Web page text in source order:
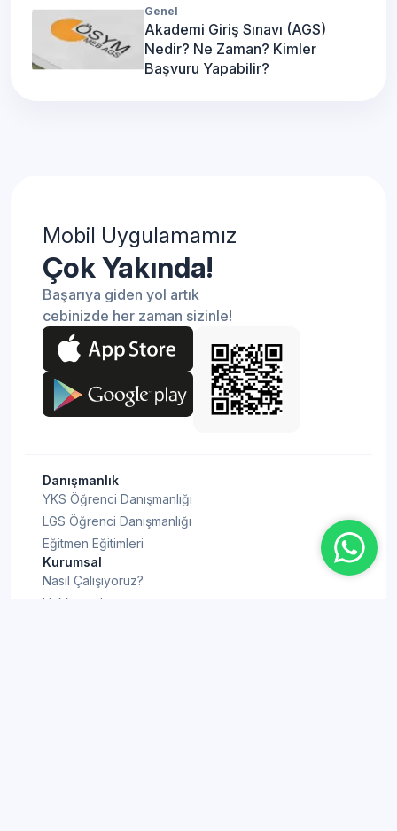
Genel
Akademi Giriş Sınavı (AGS)
Nedir? Ne Zaman? Kimler
Başvuru Yapabilir?
Mobil Uygulamamız
Çok Yakında!
Başarıya giden yol artık
cebinizde her zaman sizinle!
Danışmanlık
YKS Öğrenci Danışmanlığı
LGS Öğrenci Danışmanlığı
Eğitmen Eğitimleri
Kurumsal
Nasıl Çalışıyoruz?
Hakkımızda